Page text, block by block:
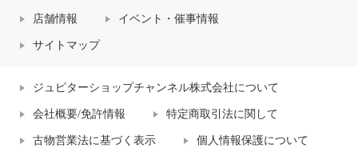
店舗情報 イベント・催事情報
サイトマップ
ジュピターショップチャンネル株式会社について
会社概要/免許情報 特定商取引法に関して
古物営業法に基づく表示 個人情報保護について